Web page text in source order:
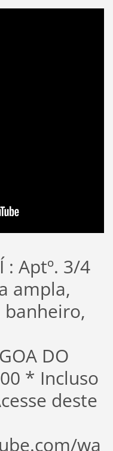
: Aptº. 3/4
ampla,
banheiro,
DO
* Incluso
deste
wa